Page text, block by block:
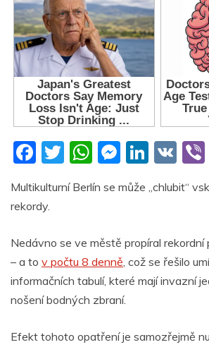
F
c
e
b
o
o
k
T
itt
W
at
A
p
p
M
e
ss
n
g
er
Li
k
dI
n
V
Multikulturní Berlín se může „chlubit“
rekordy.
Nedávno se ve městě propíral rekordní
– a to v počtu 8 denně , což se řešilo
informačních tabulí, které mají invazní
nošení bodných zbraní.
Efekt tohoto opatření je samozřejmě